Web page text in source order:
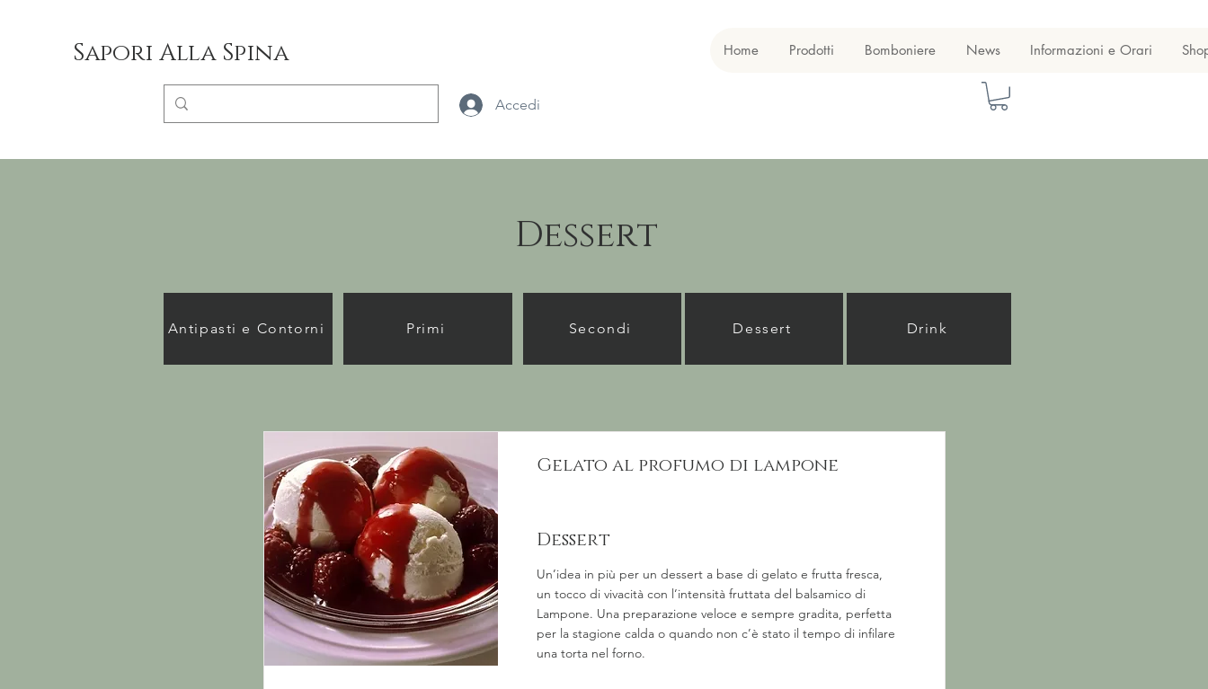
Sapori Alla Spina Home Prodotti Bomboniere News Informazioni e Orari
Accedi
Dessert
Antipasti e Contorni Primi Secondi Dessert Drink
Gelato al profumo di lampone
Dessert
Un’idea in più per un dessert a base di gelato e frutta fresca,
un tocco di vivacità con l’intensità fruttata del balsamico di
Lampone. Una preparazione veloce e sempre gradita, perfetta
per la stagione calda o quando non c’è stato il tempo di infilare
una torta nel forno.